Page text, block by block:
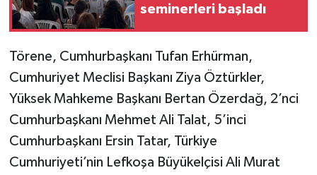
seminerleri başladı
Törene, Cumhurbaşkanı Tufan Erhürman,
Cumhuriyet Meclisi Başkanı Ziya Öztürkler,
Yüksek Mahkeme Başkanı Bertan Özerdağ, 2’nci
Cumhurbaşkanı Mehmet Ali Talat, 5’inci
Cumhurbaşkanı Ersin Tatar, Türkiye
Cumhuriyeti’nin Lefkoşa Büyükelçisi Ali Murat